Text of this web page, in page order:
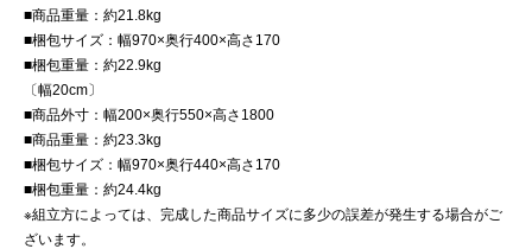
■商品重量：約21.8kg
■梱包サイズ：幅970×奥行400×高さ170
■梱包重量：約22.9kg
〔幅20cm〕
■商品外寸：幅200×奥行550×高さ1800
■商品重量：約23.3kg
■梱包サイズ：幅970×奥行440×高さ170
■梱包重量：約24.4kg
※組立方によっては、完成した商品サイズに多少の誤差が発生する場合がご
ざいます。